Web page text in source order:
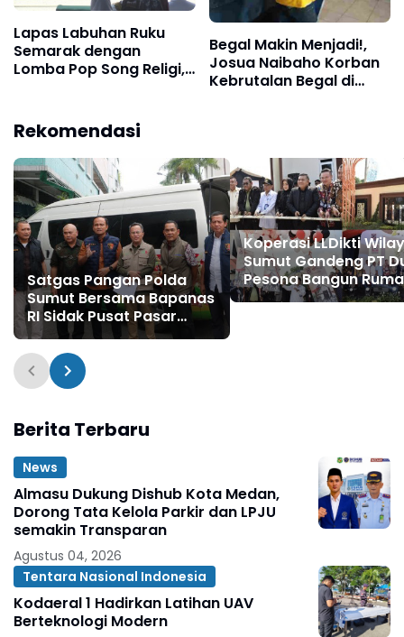
Lapas Labuhan Ruku
Semarak dengan
Lomba Pop Song Religi,
Islami
Begal Makin Menjadi!,
Josua Naibaho Korban
Kebrutalan Begal di
Rekomendasi
Satgas Pangan Polda
Sumut Bersama Bapanas
RI Sidak Pusat Pasar
Medan, Pastikan Stok
dan Harga Bapokting
Aman
Koperasi LLDikti
Sumut Gandeng PT
Pesona Bangun
untuk Dosen
Berita Terbaru
News
Almasu Dukung Dishub Kota Medan,
Dorong Tata Kelola Parkir dan LPJU
semakin Transparan
Agustus 04, 2026
Tentara Nasional Indonesia
Kodaeral 1 Hadirkan Latihan UAV
Berteknologi Modern